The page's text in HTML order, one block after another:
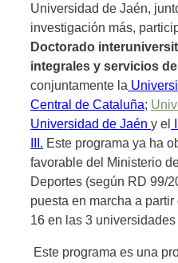
Universidad de Jaén,
investigación más,
Doctorado
integrales y servicios
conjuntamente la
Central de Cataluña;
Universidad de Jaén y el
III. Este programa ya ha
favorable del Ministerio
Deportes (según RD 99/
puesta en marcha a
16 en las 3
Este programa es una